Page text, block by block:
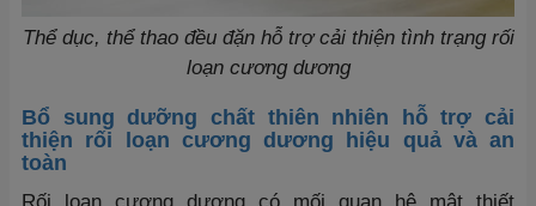
Thể dục, thể thao đều đặn hỗ trợ cải thiện tình trạng rối
loạn cương dương
Bổ sung dưỡng chất thiên nhiên hỗ trợ cải
thiện rối loạn cương dương hiệu quả và an
toàn
Rối loạn cương dương có mối quan hệ mật thiết